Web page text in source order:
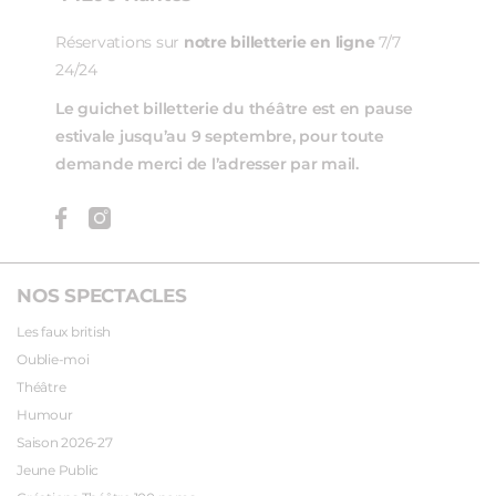
NOS SPECTACLES
Les faux british
Oublie-moi
Théâtre
Humour
Saison 2026-27
Jeune Public
Réservations sur notre billetterie en ligne 7/7
24/24
Le guichet billetterie du théâtre est en pause
estivale jusqu’au 9 septembre, pour toute
demande merci de l’adresser par mail.